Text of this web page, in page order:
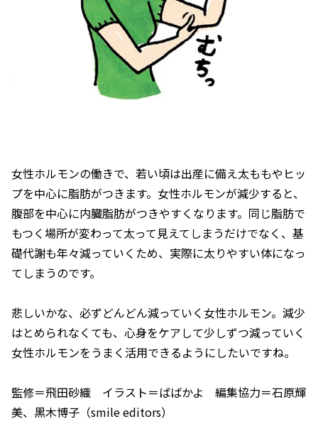
女性ホルモンの働きで、若い頃は出産に備え太ももやヒッ
プを中心に脂肪がつきます。女性ホルモンが減少すると、
腹部を中心に内臓脂肪がつきやすくなります。同じ脂肪で
もつく場所が変わって太って見えてしまうだけでなく、基
礎代謝も年々減っていくため、実際に太りやすい体になっ
てしまうのです。
悲しいかな、必ずどんどん減っていく女性ホルモン。減少
はとめられなくても、心身をケアして少しずつ減っていく
女性ホルモンをうまく活用できるようにしたいですね。
監修＝飛田砂織 イラスト＝ばばかよ 編集協力＝石原輝
美、黒木博子（smile editors）